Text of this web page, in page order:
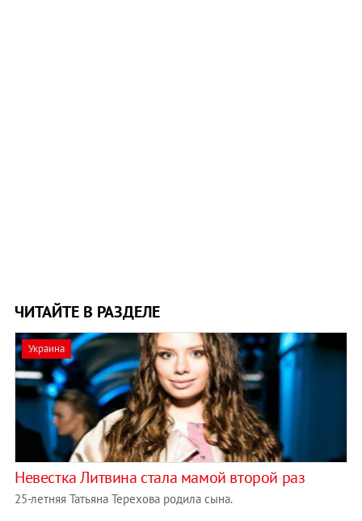
ЧИТАЙТЕ В РАЗДЕЛЕ
Украина
Невестка Литвина стала мамой второй раз
25-летняя Татьяна Терехова родила сына.